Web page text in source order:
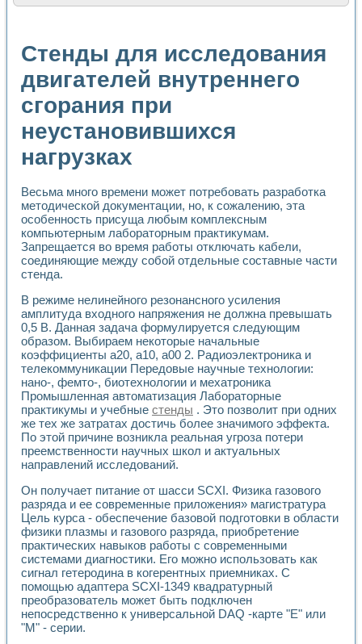
Расчет переноса аэрозоля и выпадения осадка в
Применение NI VISION для геометрического анализа в
Система температурной стабилизации
Управление движением с помощью программно -
Определение параметров всплывающих газовых
Система управления асинхронным тиристорным
Лазерный профилометр
Разработка автоматизированного стенда для
Высокочувствительные оптоэлектронные
Установка для измерения диэлектрических свойств
Исследование кинетики зарождения и развития
Лабораторный электрический импедансный томограф на
Микрозондовая система для характеризации
Метод траекторий в исследовании
Автоматизация технологических процессов получения
Использование систем технического зрения для контроля
Исследование электромагнитных переходных процессов
Применение LabVIEW при разработке обучающих
Разработка виртуальных тренажеров путем
Система блокировок, сигнализации и защиты ускорителя
Система сбора данных и управления процессом
Управление температурой газовой среды специальной
Разработка программного обеспечения с
Использование технологий NATIONAL INSTRUMENTS
Оборудование для промышленной термотрансферной
Автоматизация реометрических исследований на базе
Исследование электромагнитных переходных процессов
Стенд для исследования электрических переходных
Автоматизация контроля сварных швов на базе
Измерительный контроль с применением
Моделирование надежности и эффективности систем
Лабораторные практикумы и учебные стенды
Автоматизация лабораторного стенда по измерению
Автоматизированные лабораторные комплексы для
Виртуальный прибор для исследования нелинейных
Стенды для исследования
двигателей внутреннего
сгорания при
неустановившихся
нагрузках
Весьма много времени может потребовать разработка
методической документации, но, к сожалению, эта
особенность присуща любым комплексным
компьютерным лабораторным практикумам.
Запрещается во время работы отключать кабели,
соединяющие между собой отдельные составные части
стенда.
В режиме нелинейного резонансного усиления
амплитуда входного напряжения не должна превышать
0,5 В. Данная задача формулируется следующим
образом. Выбираем некоторые начальные
коэффициенты a20, a10, a00 2. Радиоэлектроника и
телекоммуникации Передовые научные технологии:
нано-, фемто-, биотехнологии и мехатроника
Промышленная автоматизация Лабораторные
практикумы и учебные стенды . Это позволит при одних
же тех же затратах достичь более значимого эффекта.
По этой причине возникла реальная угроза потери
преемственности научных школ и актуальных
направлений исследований.
Он получает питание от шасси SCXI. Физика газового
разряда и ее современные приложения» магистратура
Цель курса - обеспечение базовой подготовки в области
физики плазмы и газового разряда, приобретение
практических навыков работы с современными
системами диагностики. Его можно использовать как
сигнал гетеродина в когерентных приемниках. С
помощью адаптера SCXI-1349 квадратурный
преобразователь может быть подключен
непосредственно к универсальной DAQ -карте "Е" или
"М" - серии.